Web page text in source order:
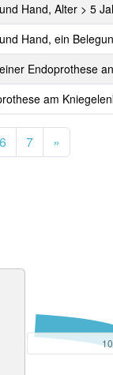
Hand, Alter > 5
Hand, ein
Endoprothese
am
6 7 »